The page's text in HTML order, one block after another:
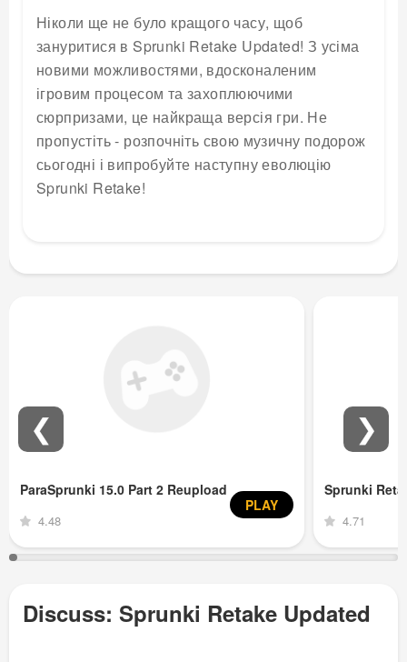
Ніколи ще не було кращого часу, щоб
зануритися в Sprunki Retake Updated! З усіма
новими можливостями, вдосконаленим
ігровим процесом та захоплюючими
сюрпризами, це найкраща версія гри. Не
пропустіть - розпочніть свою музичну подорож
сьогодні і випробуйте наступну еволюцію
Sprunki Retake!
ParaSprunki 15.0 Part 2 Reupload
4.48
PLAY
Sprunki
4.71
❮ ❯
Discuss: Sprunki Retake Updated